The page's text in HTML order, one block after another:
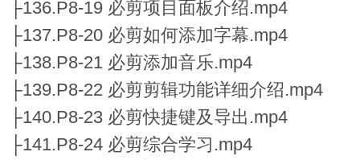
├136.P8-19 必剪项目面板介绍.mp4
├137.P8-20 必剪如何添加字幕.mp4
├138.P8-21 必剪添加音乐.mp4
├139.P8-22 必剪剪辑功能详细介绍.mp4
├140.P8-23 必剪快捷键及导出.mp4
├141.P8-24 必剪综合学习.mp4